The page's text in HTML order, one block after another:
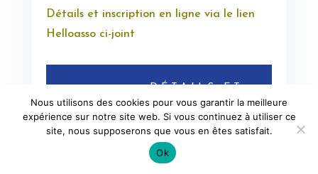
Détails et inscription en ligne via le lien
Helloasso ci-joint
DÉTAILS ET
INSCRIPTIONS
Nous utilisons des cookies pour vous garantir la meilleure
expérience sur notre site web. Si vous continuez à utiliser ce
site, nous supposerons que vous en êtes satisfait.
Ok